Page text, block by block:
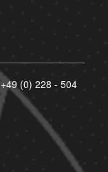
+49 (0) 228 - 504